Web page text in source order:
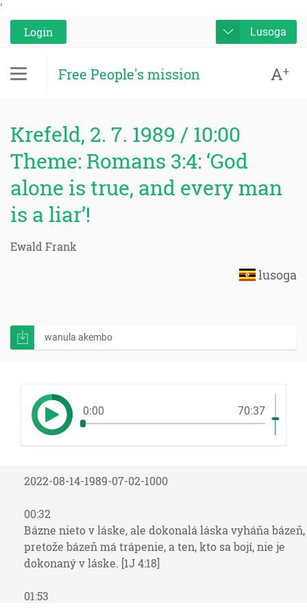
'
Login
Lusoga
Free People's mission A+
Krefeld, 2. 7. 1989 / 10:00
Theme: Romans 3:4: ‘God
alone is true, and every man
is a liar’!
Ewald Frank
lusoga
wanula akembo
0:00 70:37
2022-08-14-1989-07-02-1000
00:32
Bázne nieto v láske, ale dokonalá láska vyháňa bázeň,
pretože bázeň má trápenie, a ten, kto sa bojí, nie je
dokonaný v láske. [1J 4:18]
01:53